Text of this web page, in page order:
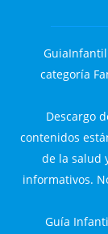
categoría
Descargo
contenidos
de la salud
informativos.
Guía